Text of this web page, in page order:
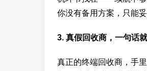
你没有备用方案，只能妥
3. 真假回收商，一句话
真正的终端回收商，手